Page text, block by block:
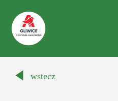
Auchanwstecz